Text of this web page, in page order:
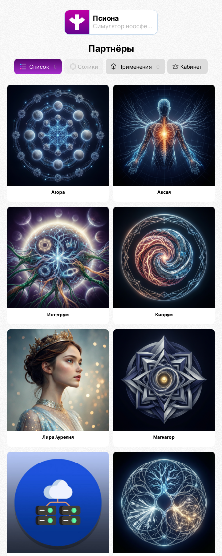
Псиона
Cимулятор ноосферы
Партнёры
Список 0 Солики Применения 0 Кабинет
Агора Аксия
Интегрум Киорум
Лира Аурелия Магнатор